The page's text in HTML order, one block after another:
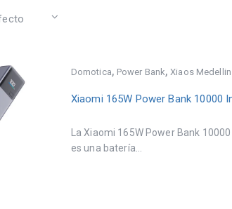
Domotica, Power Bank,Xiaos Medellin
Xiaomi 165W Power Bank 10000
La Xiaomi 165W Power Bank
es una batería...